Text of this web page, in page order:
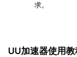
求。
UU加速器使用教